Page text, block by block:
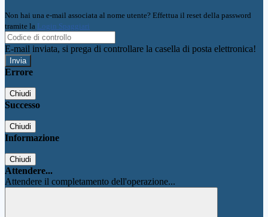
Non hai una e-mail associata al nome utente? Effettua il reset della password
tramite la Login Spaggiari
E-mail inviata, si prega di controllare la casella di posta elettronica!
Errore
Chiudi
Successo
Chiudi
Informazione
Chiudi
Attendere...
Attendere il completamento dell'operazione...